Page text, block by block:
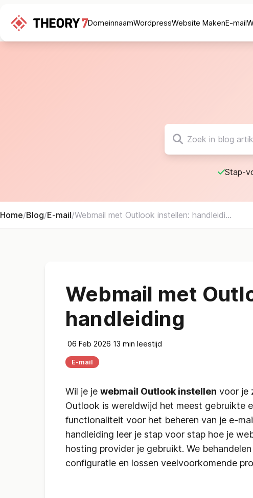
DomeinnaamWordpressWebsite MakenE-mail
Stap-
Home/Blog/E-mail/Webmail met Outlook instellen: handleidi...
Webmail met
handleiding
06 Feb 2026 13 min leestijd
E-mail
Wil je je webmail Outlook instellen voor je
Outlook is wereldwijd het meest gebruikte
functionaliteit voor het beheren van je e-
handleiding leer je stap voor stap hoe je
hosting provider je gebruikt. We
configuratie en lossen veelvoorkomende